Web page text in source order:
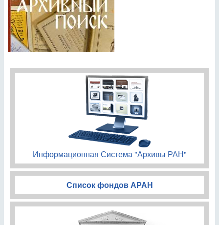
Информационная Система "Архивы РАН"
Список фондов АРАН